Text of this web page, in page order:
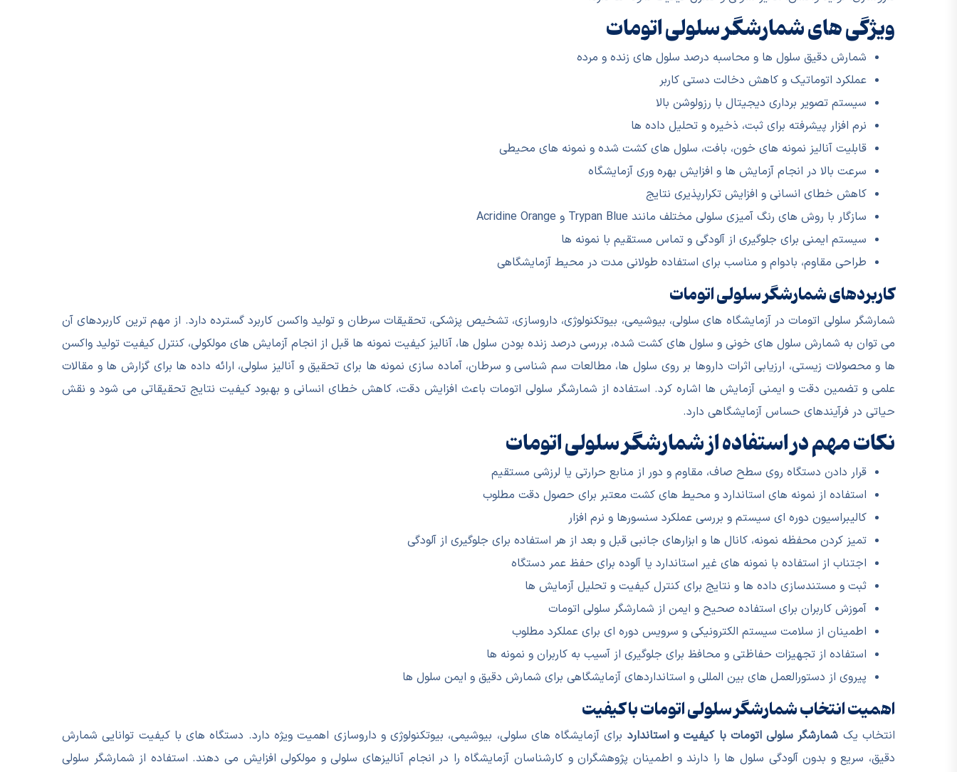
ویژگی های شمارشگر سلولی اتومات
شمارش دقیق سلول ها و محاسبه درصد سلول های زنده و مرده
عملکرد اتوماتیک و کاهش دخالت دستی کاربر
سیستم تصویر برداری دیجیتال با رزولوشن بالا
نرم افزار پیشرفته برای ثبت، ذخیره و تحلیل داده ها
قابلیت آنالیز نمونه های خون، بافت، سلول های کشت شده و نمونه های محیطی
سرعت بالا در انجام آزمایش ها و افزایش بهره وری آزمایشگاه
کاهش خطای انسانی و افزایش تکرارپذیری نتایج
سازگار با روش های رنگ آمیزی سلولی مختلف مانند Trypan Blue و Acridine Orange
سیستم ایمنی برای جلوگیری از آلودگی و تماس مستقیم با نمونه ها
طراحی مقاوم، بادوام و مناسب برای استفاده طولانی مدت در محیط آزمایشگاهی
کاربردهای شمارشگر سلولی اتومات
شمارشگر سلولی اتومات در آزمایشگاه های سلولی، بیوشیمی، بیوتکنولوژی، داروسازی، تشخیص پزشکی، تحقیقات سرطان و تولید واکسن کاربرد گسترده دارد. از مهم ترین کاربردهای آن
می توان به شمارش سلول های خونی و سلول های کشت شده، بررسی درصد زنده بودن سلول ها، آنالیز کیفیت نمونه ها قبل از انجام آزمایش های مولکولی، کنترل کیفیت تولید واکسن
ها و محصولات زیستی، ارزیابی اثرات داروها بر روی سلول ها، مطالعات سم شناسی و سرطان، آماده سازی نمونه ها برای تحقیق و آنالیز سلولی، ارائه داده ها برای گزارش ها و مقالات
علمی و تضمین دقت و ایمنی آزمایش ها اشاره کرد. استفاده از شمارشگر سلولی اتومات باعث افزایش دقت، کاهش خطای انسانی و بهبود کیفیت نتایج تحقیقاتی می شود و نقش
حیاتی در فرآیندهای حساس آزمایشگاهی دارد.
نکات مهم در استفاده از شمارشگر سلولی اتومات
قرار دادن دستگاه روی سطح صاف، مقاوم و دور از منابع حرارتی یا لرزشی مستقیم
استفاده از نمونه های استاندارد و محیط های کشت معتبر برای حصول دقت مطلوب
کالیبراسیون دوره ای سیستم و بررسی عملکرد سنسورها و نرم افزار
تمیز کردن محفظه نمونه، کانال ها و ابزارهای جانبی قبل و بعد از هر استفاده برای جلوگیری از آلودگی
اجتناب از استفاده با نمونه های غیر استاندارد یا آلوده برای حفظ عمر دستگاه
ثبت و مستندسازی داده ها و نتایج برای کنترل کیفیت و تحلیل آزمایش ها
آموزش کاربران برای استفاده صحیح و ایمن از شمارشگر سلولی اتومات
اطمینان از سلامت سیستم الکترونیکی و سرویس دوره ای برای عملکرد مطلوب
استفاده از تجهیزات حفاظتی و محافظ برای جلوگیری از آسیب به کاربران و نمونه ها
پیروی از دستورالعمل های بین المللی و استانداردهای آزمایشگاهی برای شمارش دقیق و ایمن سلول ها
اهمیت انتخاب شمارشگر سلولی اتومات با کیفیت
انتخاب یک شمارشگر سلولی اتومات با کیفیت و استاندارد برای آزمایشگاه های سلولی، بیوشیمی، بیوتکنولوژی و داروسازی اهمیت ویژه دارد. دستگاه های با کیفیت توانایی شمارش
دقیق، سریع و بدون آلودگی سلول ها را دارند و اطمینان پژوهشگران و کارشناسان آزمایشگاه را در انجام آنالیزهای سلولی و مولکولی افزایش می دهند. استفاده از شمارشگر سلولی